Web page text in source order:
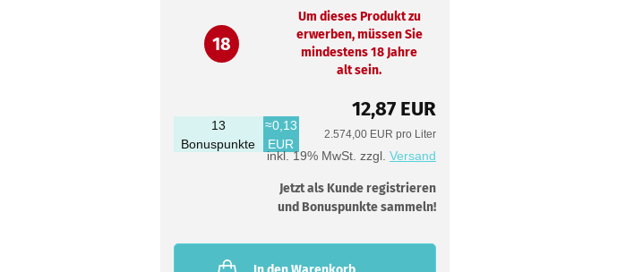
18
Um dieses Produkt zu
erwerben, müssen Sie
mindestens 18 Jahre
alt sein.
12,87 EUR
2.574,00 EUR pro Liter
inkl. 19% MwSt. zzgl. Versand
13
Bonuspunkte
≈0,13
EUR
Jetzt als Kunde registrieren
und Bonuspunkte sammeln!